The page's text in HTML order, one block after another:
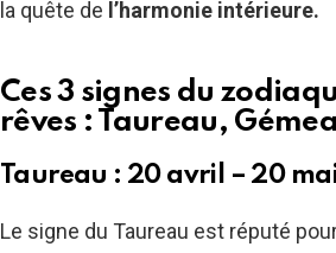
la quête de l’harmonie intérieure.
Ces 3 signes du
rêves : Taureau,
Taureau : 20 avril – 20
Le signe du Taureau est réputé